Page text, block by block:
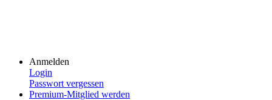
Anmelden
Login
Passwort vergessen
Premium-Mitglied werden